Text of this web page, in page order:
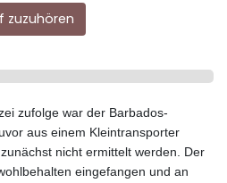
zuzuhören
zufolge war der Barbados-
aus einem Kleintransporter
nicht ermittelt werden. Der
eingefangen und an